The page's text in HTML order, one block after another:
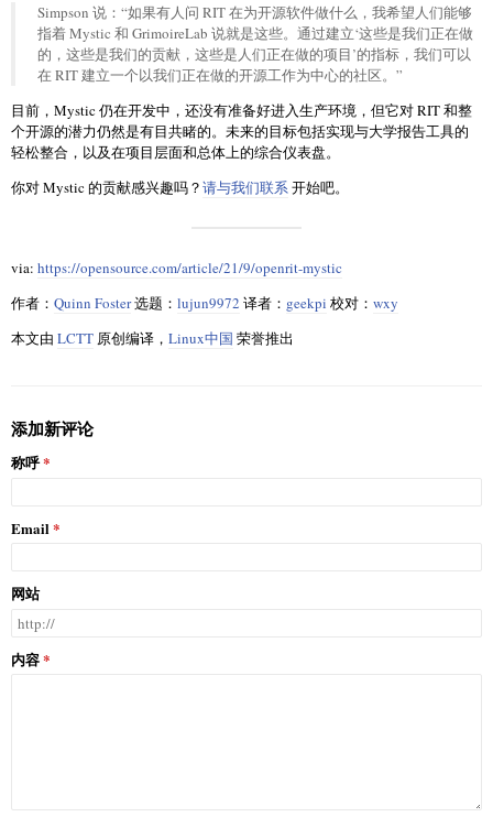
Simpson 说：“如果有人问 RIT 在为开源软件做什么，我希望人们能够
指着 Mystic 和 GrimoireLab 说就是这些。通过建立‘这些是我们正在做
的，这些是我们的贡献，这些是人们正在做的项目’的指标，我们可以
在 RIT 建立一个以我们正在做的开源工作为中心的社区。”
目前，Mystic 仍在开发中，还没有准备好进入生产环境，但它对 RIT 和整
个开源的潜力仍然是有目共睹的。未来的目标包括实现与大学报告工具的
轻松整合，以及在项目层面和总体上的综合仪表盘。
你对 Mystic 的贡献感兴趣吗？请与我们联系开始吧。
via: https://opensource.com/article/21/9/openrit-mystic
作者： Quinn Foster选题： lujun9972 译者： geekpi 校对： wxy
本文由 LCTT 原创编译， Linux中国 荣誉推出
添加新评论
称呼
Email
网站
内容